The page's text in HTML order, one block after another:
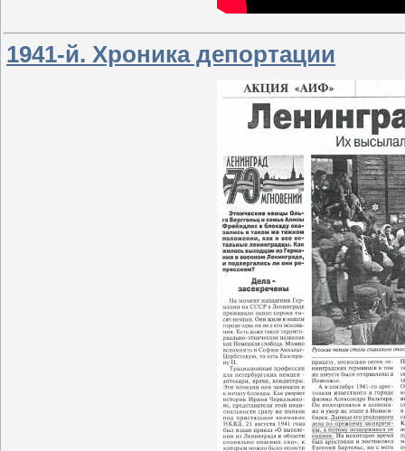
1941-й. Хроника депортации